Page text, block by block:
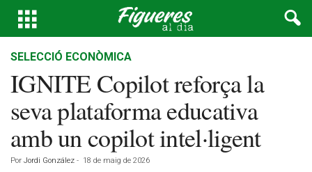
SELECCIÓ ECONÒMICA
IGNITE Copilot reforça la
seva plataforma educativa
amb un copilot intel·ligent
Por Jordi González - 18 de maig de 2026